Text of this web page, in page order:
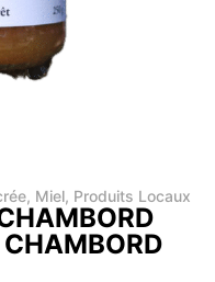
, Miel, Produits Locaux